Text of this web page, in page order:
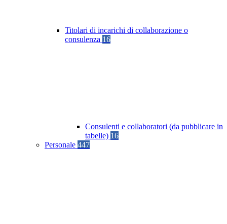
Titolari di incarichi di collaborazione o
consulenza 16
Consulenti e collaboratori (da pubblicare in
tabelle) 16
Personale 447